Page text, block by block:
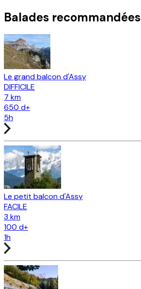
Balades recommandées
Le grand balcon d'Assy
DIFFICILE
7 km
650 d+
5h
Le petit balcon d'Assy
FACILE
3 km
100 d+
1h